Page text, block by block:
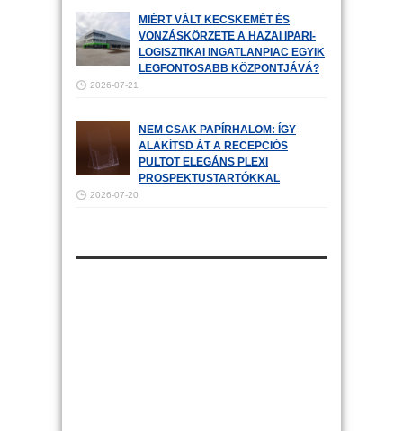
MIÉRT VÁLT KECSKEMÉT ÉS
VONZÁSKÖRZETE A HAZAI IPARI-
LOGISZTIKAI INGATLANPIAC EGYIK
LEGFONTOSABB KÖZPONTJÁVÁ?
2026-07-21
NEM CSAK PAPÍRHALOM: ÍGY
ALAKÍTSD ÁT A RECEPCIÓS
PULTOT ELEGÁNS PLEXI
PROSPEKTUSTARTÓKKAL
2026-07-20